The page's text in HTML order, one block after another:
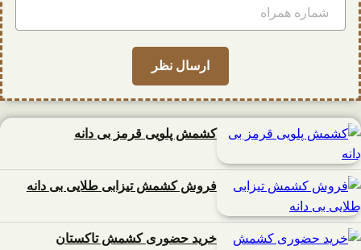
کشمش پلویی قرمز بی دانه
فروش کشمش تیزابی طلایی بی دانه
خرید حضوری کشمش تاکستان